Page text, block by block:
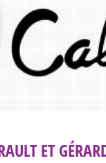
ET